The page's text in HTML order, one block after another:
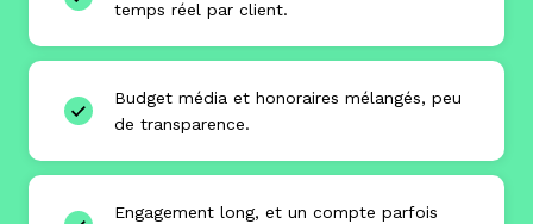
temps réel par client.
Budget média et honoraires mélangés, peu
de transparence.
Engagement long, et un compte parfois